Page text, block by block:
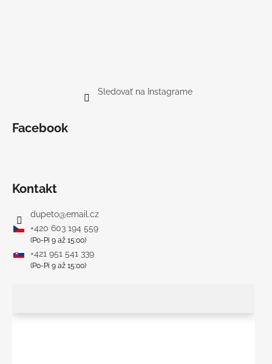
Sledovať na Instagrame
Facebook
Kontakt
dupeto@email.cz
+420 603 194 559
(Po-Pi 9 až 15:00)
+421 951 541 339
(Po-Pi 9 až 15:00)